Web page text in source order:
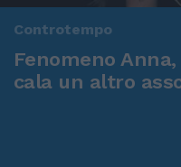
Controtempo
Fenomeno
cala un altro